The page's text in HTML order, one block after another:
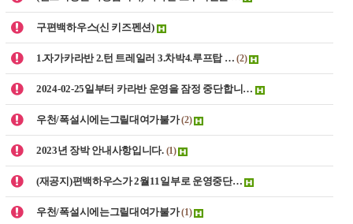
구편백하우스(신 키즈펜션)
1.자가카라반 2.턴 트레일러 3.차박4.루프탑 … (2)
2024-02-25일부터 카라반 운영을 잠정 중단합니…
우천/폭설시에는그릴대여가불가(2)
2023년 장박 안내사항입니다. (1)
(재공지)편백하우스가 2월11일부로 운영중단…
우천/폭설시에는그릴대여가불가(1)